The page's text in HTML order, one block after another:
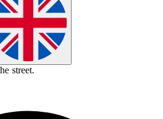
street.